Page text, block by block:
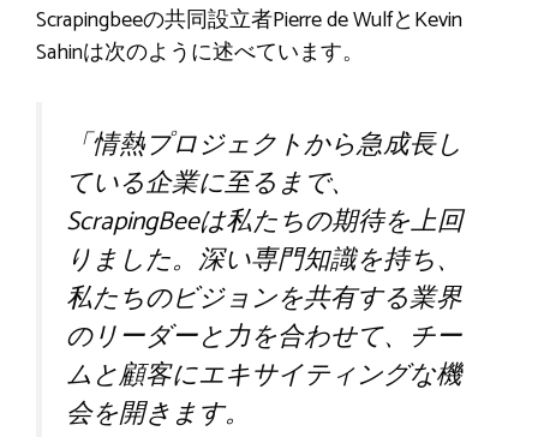
Scrapingbeeの共同設立者Pierre de WulfとKevin
Sahinは次のように述べています。
「情熱プロジェクトから急成長し
ている企業に至るまで、
ScrapingBeeは私たちの期待を上回
りました。深い専門知識を持ち、
私たちのビジョンを共有する業界
のリーダーと力を合わせて、チー
ムと顧客にエキサイティングな機
会を開きます。